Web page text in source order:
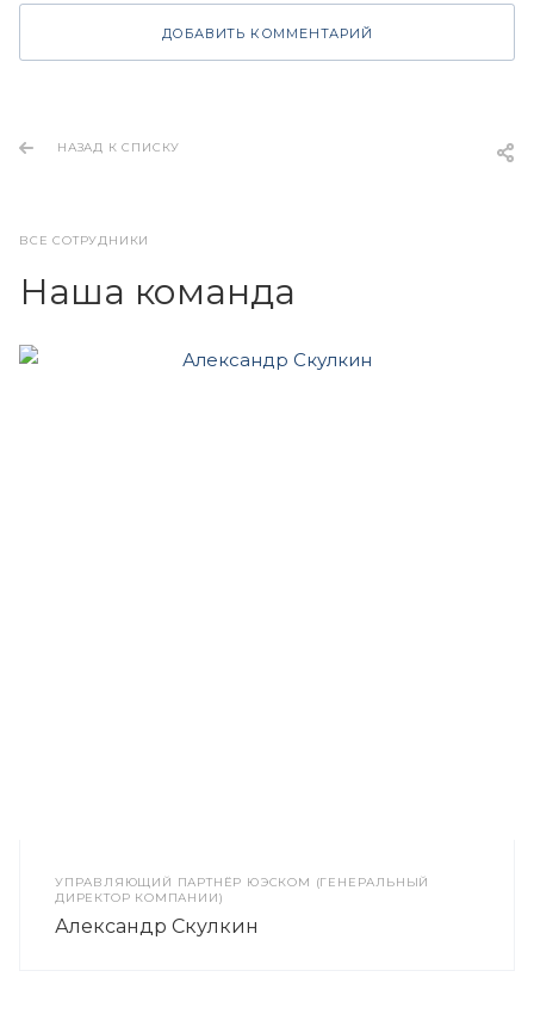
ДОБАВИТЬ КОММЕНТАРИЙ
НАЗАД К СПИСКУ
ВСЕ СОТРУДНИКИ
Наша команда
УПРАВЛЯЮЩИЙ ПАРТНЁР ЮЭСКОМ (ГЕНЕРАЛЬНЫЙ
ДИРЕКТОР КОМПАНИИ)
Александр Скулкин